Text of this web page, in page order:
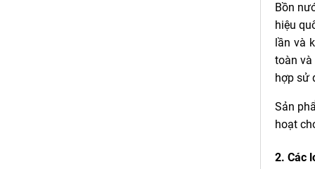
Bồn
hiệu
lần và
toàn
hợp sử
Sản
hoạt
2. Các